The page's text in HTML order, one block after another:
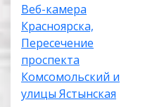
Веб-камера
Красноярска,
Пересечение
проспекта
Комсомольский и
улицы Ястынская